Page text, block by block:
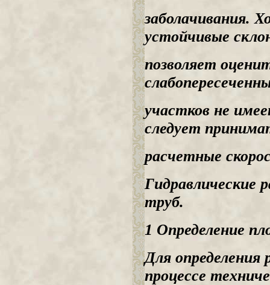
заболачивания.
устойчивые
позволяет
участков не
следует
расчетные
Гидравлические
труб.
1 Определение
Для определения
процессе